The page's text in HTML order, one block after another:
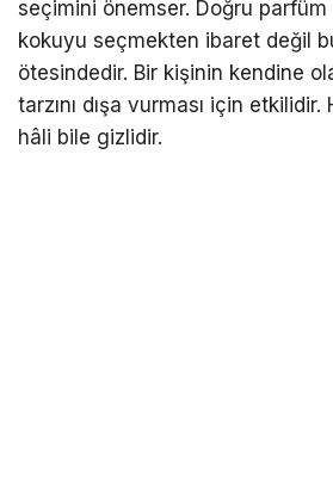
seçimini önemser. Doğru
kokuyu seçmekten ibaret değil
ötesindedir. Bir kişinin kendine
tarzını dışa vurması için
hâli bile gizlidir.